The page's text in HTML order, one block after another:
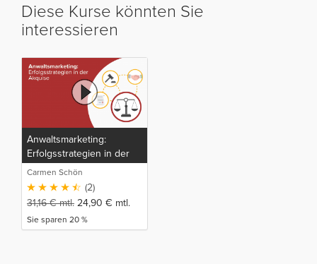
Diese Kurse könnten Sie
interessieren
Anwaltsmarketing:
Erfolgsstrategien in der
Akquise
Carmen Schön
(2)
31,16€mtl. 24,90 € mtl.
Sie sparen 20 %